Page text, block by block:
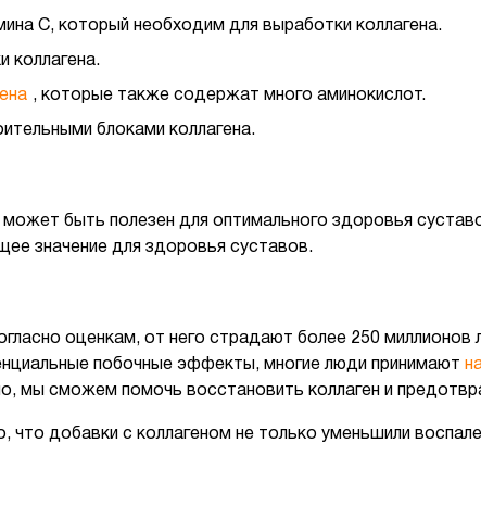
С, который необходим для выработки коллагена.
коллагена.
, которые также содержат много аминокислот.
блоками коллагена.
быть полезен для оптимального здоровья
значение для здоровья суставов.
оценкам, от него страдают более 250
побочные эффекты, многие люди принимают
мы сможем помочь восстановить коллаген и
добавки с коллагеном не только уменьшили